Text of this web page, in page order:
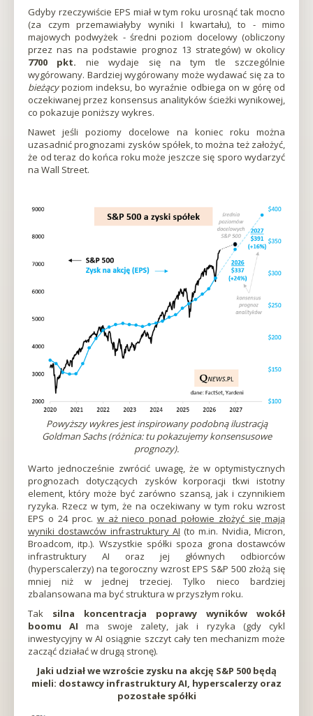
nowej
karcieOtworzy
się
w
nowej
karcieOtworzy
się
w
karcieOtworzy
się
w
nowej
nowej
karcieOtworzy
się
w
nowej
karcieOtworzy
się
w
nowej
nowej
w
karcieOtworzy
się
nowej
karcieOtworzy
się
w
nowej
karcieOtworzy
się
w
nowej
karcieOtworzy
nowej
karcie
Gdyby rzeczywiście EPS miał w tym roku urosnąć tak mocno
(za czym przemawiałyby wyniki I kwartału), to - mimo
majowych podwyżek - średni poziom docelowy (obliczony
przez nas na podstawie prognoz 13 strategów) w okolicy
7700 pkt. nie wydaje się na tym tle szczególnie
wygórowany. Bardziej wygórowany może wydawać się za to
bieżącypoziom indeksu, bo wyraźnie odbiega on w górę od
oczekiwanej przez konsensus analityków ścieżki wynikowej,
co pokazuje poniższy wykres.
Nawet jeśli poziomy docelowe na koniec roku można
uzasadnić prognozami zysków spółek, to można też założyć,
że od teraz do końca roku może jeszcze się sporo wydarzyć
na Wall Street.
Powyższy wykres jest inspirowany podobną ilustracją
Goldman Sachs (różnica: tu pokazujemy konsensusowe
prognozy).
Warto jednocześnie zwrócić uwagę, że w optymistycznych
prognozach dotyczących zysków korporacji tkwi istotny
element, który może być zarówno szansą, jak i czynnikiem
ryzyka. Rzecz w tym, że na oczekiwany w tym roku wzrost
EPS o 24 proc. w aż nieco ponad połowie złożyć się mają
wyniki dostawców infrastruktury AI (to m.in. Nvidia, Micron,
Broadcom, itp.). Wszystkie spółki spoza grona dostawców
infrastruktury AI oraz jej głównych odbiorców
(hyperscalerzy) na tegoroczny wzrost EPS S&P 500 złożą się
mniej niż w jednej trzeciej. Tylko nieco bardziej
zbalansowana ma być struktura w przyszłym roku.
Tak silna koncentracja poprawy wyników wokół
boomu AI ma swoje zalety, jak i ryzyka (gdy cykl
inwestycyjny w AI osiągnie szczyt cały ten mechanizm może
zacząć działać w drugą stronę).
Jaki udział we wzroście zysku na akcję S&P 500 będą
mieli: dostawcy infrastruktury AI, hyperscalerzy oraz
pozostałe spółki